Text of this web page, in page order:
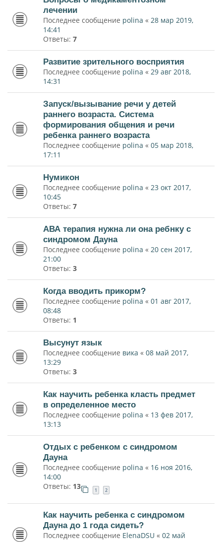
лечении
Последнее сообщение polina « 28 мар 2019,
14:41
Ответы: 7
Развитие зрительного восприятия
Последнее сообщение polina « 29 авг 2018,
14:31
Запуск/вызывание речи у детей
раннего возраста. Система
формирования общения и речи
ребенка раннего возраста
Последнее сообщение polina « 05 мар 2018,
17:11
Нумикон
Последнее сообщение polina « 23 окт 2017,
10:45
Ответы: 7
АВА терапия нужна ли она ребнку с
синдромом Дауна
Последнее сообщение polina « 20 сен 2017,
21:00
Ответы: 3
Когда вводить прикорм?
Последнее сообщение polina « 01 авг 2017,
08:48
Ответы: 1
Высунут язык
Последнее сообщение вика « 08 май 2017,
13:29
Ответы: 3
Как научить ребенка класть предмет
в определенное место
Последнее сообщение polina « 13 фев 2017,
13:13
Отдых с ребенком с синдромом
Дауна
Последнее сообщение polina « 16 ноя 2016,
14:00
Ответы: 13 1 2
Как научить ребенка с синдромом
Дауна до 1 года сидеть?
Последнее сообщение ElenaDSU « 02 май